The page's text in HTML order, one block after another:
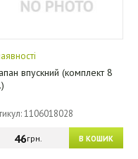
впускний (комплект 8
1106018028
В КОШИК
46грн.